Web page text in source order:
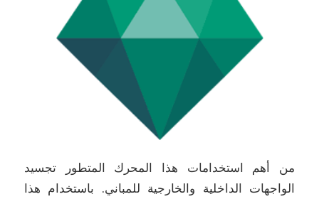
من أهم استخدامات هذا المحرك المتطور تجسيد
الواجهات الداخلية والخارجية للمباني. باستخدام هذا